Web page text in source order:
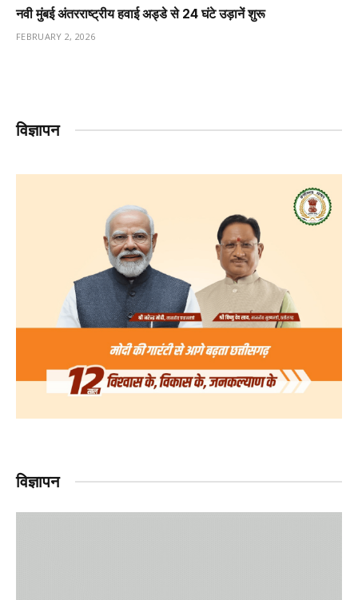
नवी मुंबई अंतरराष्ट्रीय हवाई अड्डे से 24 घंटे उड़ानें शुरू
FEBRUARY 2, 2026
विज्ञापन
विज्ञापन